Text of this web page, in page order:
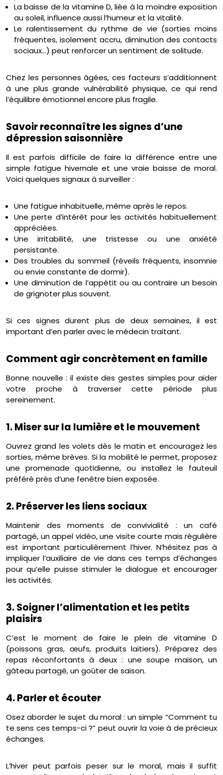
La baisse de la vitamine D, liée à la moindre exposition
au soleil, influence aussi l’humeur et la vitalité.
Le ralentissement du rythme de vie (sorties moins
fréquentes, isolement accru, diminution des contacts
sociaux…) peut renforcer un sentiment de solitude.
Chez les personnes âgées, ces facteurs s’additionnent
à une plus grande vulnérabilité physique, ce qui rend
l’équilibre émotionnel encore plus fragile.
Savoir reconnaître les signes d’une
dépression saisonnière
Il est parfois difficile de faire la différence entre une
simple fatigue hivernale et une vraie baisse de moral.
Voici quelques signaux à surveiller :
Une fatigue inhabituelle, même après le repos.
Une perte d’intérêt pour les activités habituellement
appréciées.
Une irritabilité, une tristesse ou une anxiété
persistante.
Des troubles du sommeil (réveils fréquents, insomnie
ou envie constante de dormir).
Une diminution de l’appétit ou au contraire un besoin
de grignoter plus souvent.
Si ces signes durent plus de deux semaines, il est
important d’en parler avec le médecin traitant.
Comment agir concrètement en famille
Bonne nouvelle : il existe des gestes simples pour aider
votre proche à traverser cette période plus
sereinement.
1. Miser sur la lumière et le mouvement
Ouvrez grand les volets dès le matin et encouragez les
sorties, même brèves. Si la mobilité le permet, proposez
une promenade quotidienne, ou installez le fauteuil
préféré près d’une fenêtre bien exposée.
2. Préserver les liens sociaux
Maintenir des moments de convivialité : un café
partagé, un appel vidéo, une visite courte mais régulière
est important particulièrement l’hiver. N’hésitez pas à
impliquer l’auxiliaire de vie dans ces temps d’échanges
pour qu’elle puisse stimuler le dialogue et encourager
les activités.
3. Soigner l’alimentation et les petits
plaisirs
C’est le moment de faire le plein de vitamine D
(poissons gras, œufs, produits laitiers). Préparez des
repas réconfortants à deux : une soupe maison, un
gâteau partagé, un goûter de saison.
4. Parler et écouter
Osez aborder le sujet du moral : un simple “Comment tu
te sens ces temps-ci ?” peut ouvrir la voie à de précieux
échanges.
L’hiver peut parfois peser sur le moral, mais il suffit